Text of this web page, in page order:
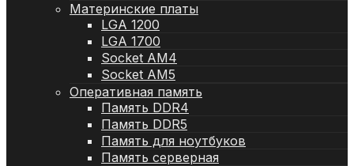
Материнские платы
LGA 1200
LGA 1700
Socket AM4
Socket AM5
Оперативная память
Память DDR4
Память DDR5
Память для ноутбуков
Память серверная